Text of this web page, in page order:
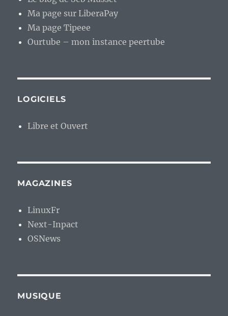
Ma page sur LiberaPay
Ma page Tipeee
Ourtube – mon instance peertube
LOGICIELS
Libre et Ouvert
MAGAZINES
LinuxFr
Next-Inpact
OSNews
MUSIQUE